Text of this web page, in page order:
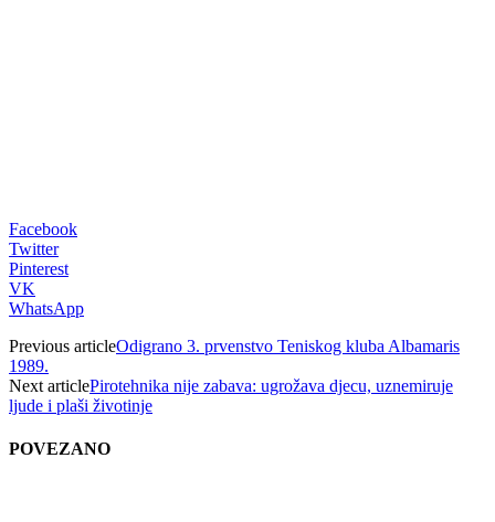
Facebook
Twitter
Pinterest
VK
WhatsApp
Previous articleOdigrano 3. prvenstvo Teniskog kluba Albamaris
1989.
Next articlePirotehnika nije zabava: ugrožava djecu, uznemiruje
ljude i plaši životinje
POVEZANO